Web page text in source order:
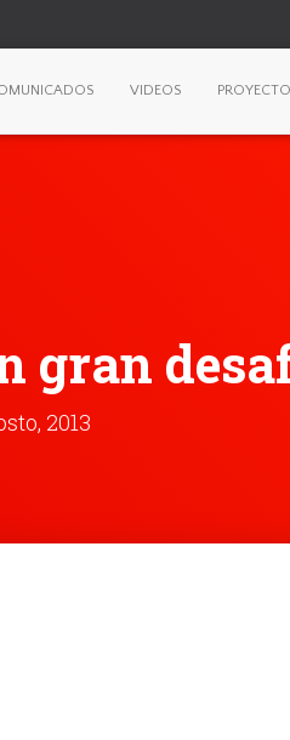
VIDEOS
gran
2013